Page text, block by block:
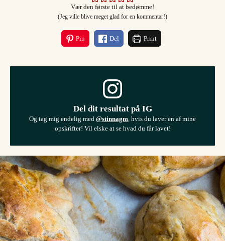
Vær den første til at bedømme!
(Jeg ville blive meget glad for en kommentar!)
Pin Del Print
Del dit resultat på IG
Og tag mig endelig med @stinnagm , hvis du laver en af mine
opskrifter! Vil elske at se hvad du får lavet!